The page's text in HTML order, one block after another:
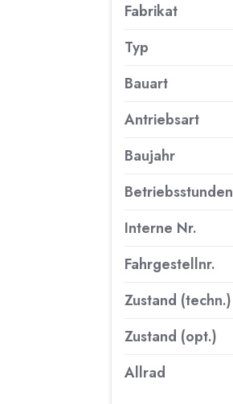
Fabrikat
Typ
Bauart
Antriebsart
Baujahr
Betriebsstunden
Interne Nr.
Fahrgestellnr.
Zustand (techn.)
Zustand (opt.)
Allrad